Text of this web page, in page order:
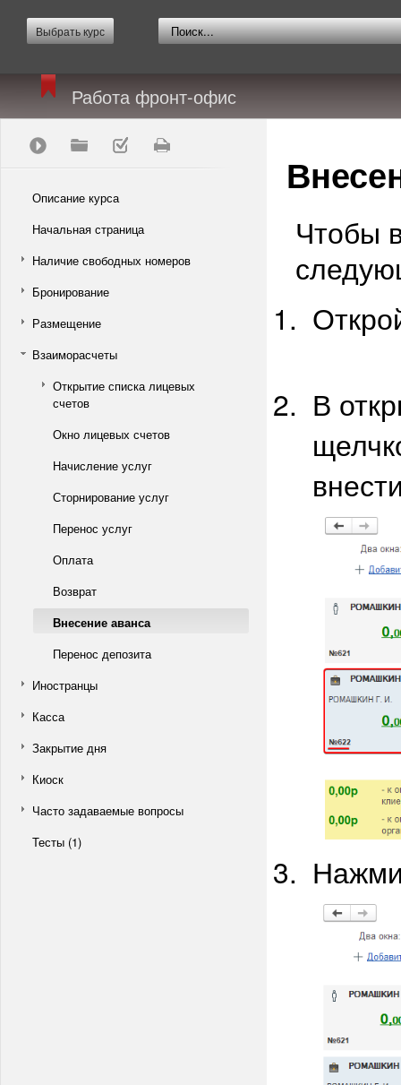
Выбрать курс
Работа фронт-офис
Описание курса
Начальная страница
Наличие свободных номеров
Бронирование
Размещение
Взаиморасчеты
Открытие списка лицевых
счетов
Окно лицевых счетов
Начисление услуг
Сторнирование услуг
Перенос услуг
Оплата
Возврат
Внесение аванса
Перенос депозита
Иностранцы
Касса
Закрытие дня
Киоск
Часто задаваемые вопросы
Тесты (1)
Чтобы
В